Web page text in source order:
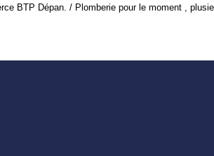
BTP Dépan. / Plomberie pour le moment ,